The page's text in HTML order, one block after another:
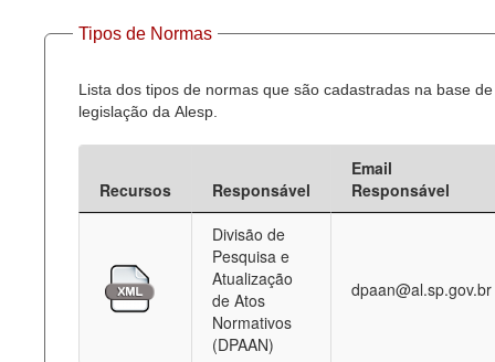
Tipos de Normas
Lista dos tipos de normas que são cadastradas na base de
legislação da Alesp.
Recursos Responsável
Email
Responsável
Divisão de
Pesquisa e
Atualização
de Atos
Normativos
(DPAAN)
dpaan@al.sp.gov.br